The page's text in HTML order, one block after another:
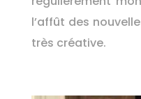
l’affût des
très créative.